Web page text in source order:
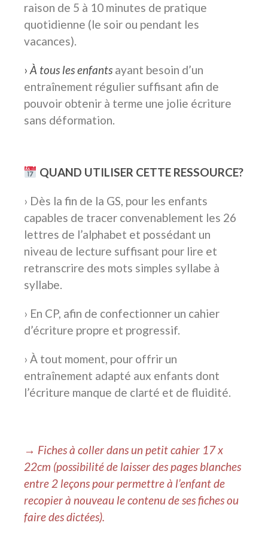
raison de 5 à 10 minutes de pratique
quotidienne (le soir ou pendant les
vacances).
› À tous les enfants ayant besoin d’un
entraînement régulier suffisant afin de
pouvoir obtenir à terme une jolie écriture
sans déformation.
QUAND UTILISER CETTE RESSOURCE?
› Dès la fin de la GS, pour les enfants
capables de tracer convenablement les 26
lettres de l’alphabet et possédant un
niveau de lecture suffisant pour lire et
retranscrire des mots simples syllabe à
syllabe.
› En CP, afin de confectionner un cahier
d’écriture propre et progressif.
› À tout moment, pour offrir un
entraînement adapté aux enfants dont
l’écriture manque de clarté et de fluidité.
→ Fiches à coller dans un petit cahier 17 x
22cm (possibilité de laisser des pages blanches
entre 2 leçons pour permettre à l’enfant de
recopier à nouveau le contenu de ses fiches ou
faire des dictées).